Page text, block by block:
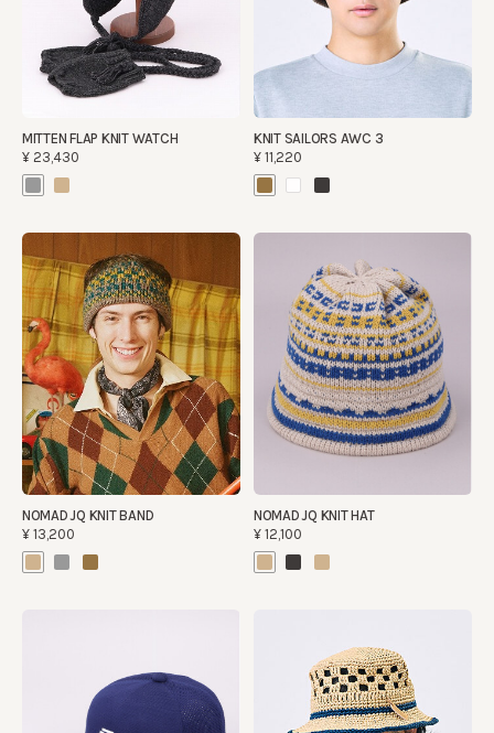
MITTEN FLAP KNIT WATCH
¥23,430
KNIT SAILORS AWC 3
¥11,220
NOMAD JQ KNIT BAND
¥13,200
NOMAD JQ KNIT HAT
¥12,100